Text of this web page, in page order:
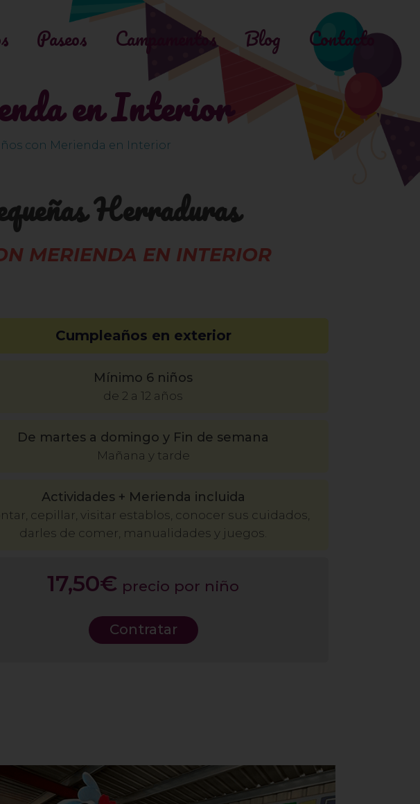
Paseos Campamentos Blog Contacto
en Interior
con Merienda en Interior
Herraduras
MERIENDA EN INTERIOR
Cumpleaños en exterior
Mínimo 6 niños
de 2 a 12 años
De martes a domingo y Fin de semana
Mañana y tarde
Actividades + Merienda incluida
cepillar, visitar establos, conocer sus cuidados,
darles de comer, manualidades y juegos.
17,50€ precio por niño
Contratar